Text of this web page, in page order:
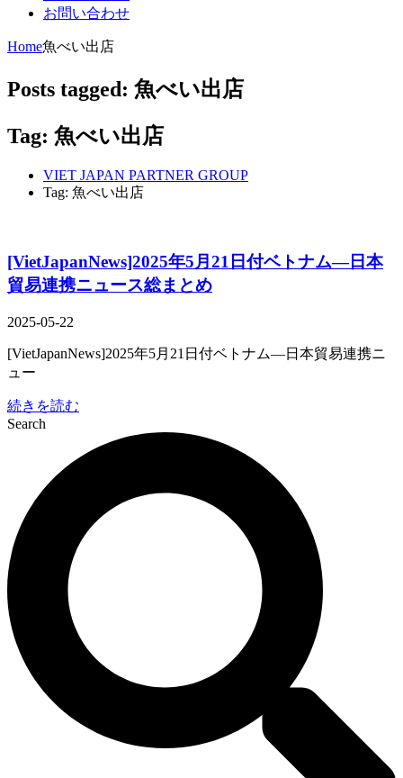
お問い合わせ
Home魚べい出店
Posts tagged: 魚べい出店
Tag: 魚べい出店
VIET JAPAN PARTNER GROUP
Tag: 魚べい出店
[VietJapanNews]2025年5月21日付ベトナム―日本
貿易連携ニュース総まとめ
2025-05-22
[VietJapanNews]2025年5月21日付ベトナム―日本貿易連携ニ
ュー
続きを読む
Search